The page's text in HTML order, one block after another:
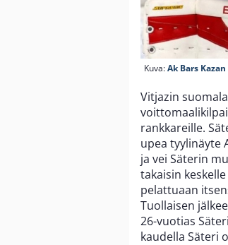
Kuva:Ak Bars Kazan
Vitjazin
rankkareille.
upea tyylinäyte
ja vei Säterin
takaisin
pelattuaan
Tuollaisen
26-vuotias
kaudella Säteri